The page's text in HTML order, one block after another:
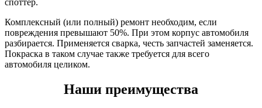
Комплексный (или полный) ремонт необходим, если
повреждения превышают 50%. При этом корпус автомобиля
разбирается. Применяется сварка, честь запчастей заменяется.
Покраска в таком случае также требуется для всего
автомобиля целиком.
Наши преимущества